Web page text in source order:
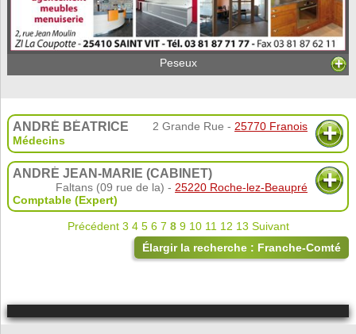
Peseux
ANDRÉ BÉATRICE 2 Grande Rue - 25770 Franois
Médecins
ANDRÉ JEAN-MARIE (CABINET)
Faltans (09 rue de la) - 25220 Roche-lez-Beaupré
Comptable (Expert)
Précédent 3 4 5 6 7 8 9 10 11 12 13 Suivant
Élargir la recherche : Franche-Comté